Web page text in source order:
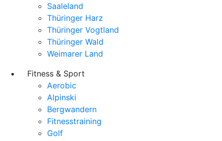
Saaleland
Thüringer Harz
Thüringer Vogtland
Thüringer Wald
Weimarer Land
Fitness & Sport
Aerobic
Alpinski
Bergwandern
Fitnesstraining
Golf